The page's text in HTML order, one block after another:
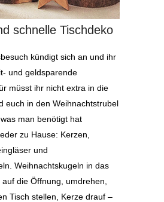
schnelle Tischdeko
kündigt sich an und ihr
und geldsparende
müsst ihr nicht extra in die
euch in den Weihnachtstrubel
man benötigt hat
zu Hause: Kerzen,
und
Weihnachtskugeln in das
die Öffnung, umdrehen,
Tisch stellen, Kerze drauf –